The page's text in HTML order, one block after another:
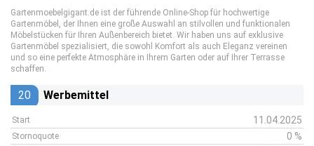
Gartenmoebelgigant.de ist der führende Online-Shop für hochwertige
Gartenmöbel, der Ihnen eine große Auswahl an stilvollen und funktionalen
Möbelstücken für Ihren Außenbereich bietet. Wir haben uns auf exklusive
Gartenmöbel spezialisiert, die sowohl Komfort als auch Eleganz vereinen
und so eine perfekte Atmosphäre in Ihrem Garten oder auf Ihrer Terrasse
schaffen.
20 Werbemittel
Start 11.04.2025
Stornoquote 0 %